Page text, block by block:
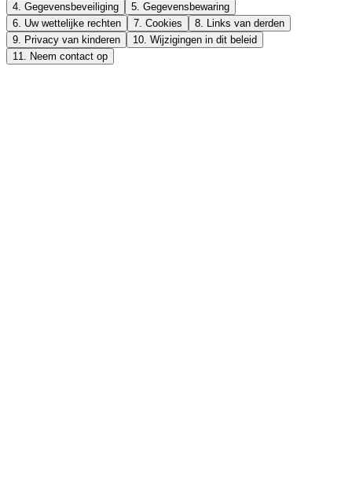
4. Gegevensbeveiliging
5. Gegevensbewaring
6. Uw wettelijke rechten
7. Cookies
8. Links van derden
9. Privacy van kinderen
10. Wijzigingen in dit beleid
11. Neem contact op